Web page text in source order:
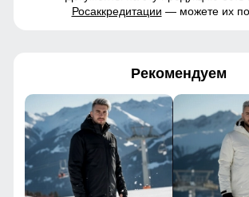
Росаккредитации — можете их
Рекомендуем